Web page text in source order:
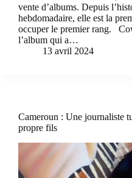
vente d’albums. Depuis
hebdomadaire, elle est la
occuper le premier rang.
l’album qui a…
13 avril 2024
Cameroun : Une journaliste
propre fils